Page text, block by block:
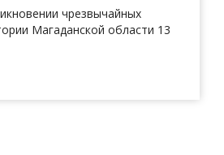
чрезвычайных
Магаданской области 13